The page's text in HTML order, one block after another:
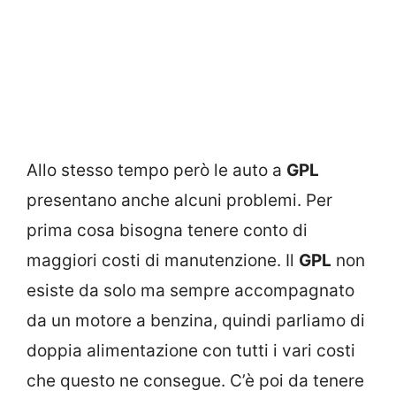
Allo stesso tempo però le auto a GPL
presentano anche alcuni problemi. Per
prima cosa bisogna tenere conto di
maggiori costi di manutenzione. Il GPL non
esiste da solo ma sempre accompagnato
da un motore a benzina, quindi parliamo di
doppia alimentazione con tutti i vari costi
che questo ne consegue. C’è poi da tenere